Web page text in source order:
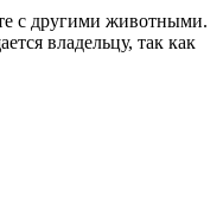
с другими животными.
владельцу, так как